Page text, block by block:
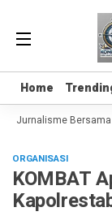
Home
Home
Jurnalisme Bersama
ORGANISASI
KOMBAT